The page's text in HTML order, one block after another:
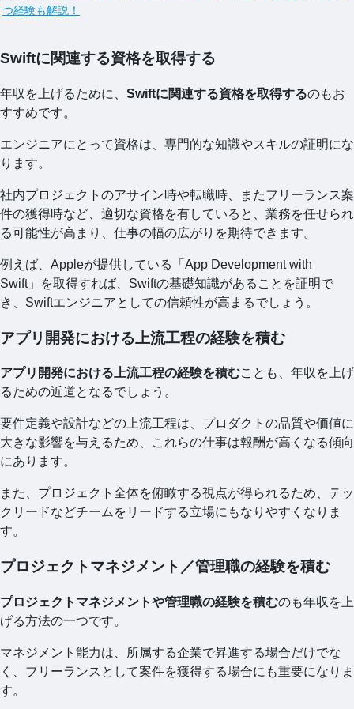
つ経験も解説！
Swiftに関連する資格を取得する
年収を上げるために、 Swiftに関連する資格を取得するのもお
すすめです。
エンジニアにとって資格は、専門的な知識やスキルの証明にな
ります。
社内プロジェクトのアサイン時や転職時、またフリーランス案
件の獲得時など、適切な資格を有していると、業務を任せられ
る可能性が高まり、仕事の幅の広がりを期待できます。
例えば、Appleが提供している「App Development with
Swift」を取得すれば、Swiftの基礎知識があることを証明で
き、Swiftエンジニアとしての信頼性が高まるでしょう。
アプリ開発における上流工程の経験を積む
アプリ開発における上流工程の経験を積むことも、年収を上げ
るための近道となるでしょう。
要件定義や設計などの上流工程は、プロダクトの品質や価値に
大きな影響を与えるため、これらの仕事は報酬が高くなる傾向
にあります。
また、プロジェクト全体を俯瞰する視点が得られるため、テッ
クリードなどチームをリードする立場にもなりやすくなりま
す。
プロジェクトマネジメント／管理職の経験を積む
プロジェクトマネジメントや管理職の経験を積むのも年収を上
げる方法の一つです。
マネジメント能力は、所属する企業で昇進する場合だけでな
く、フリーランスとして案件を獲得する場合にも重要になりま
す。